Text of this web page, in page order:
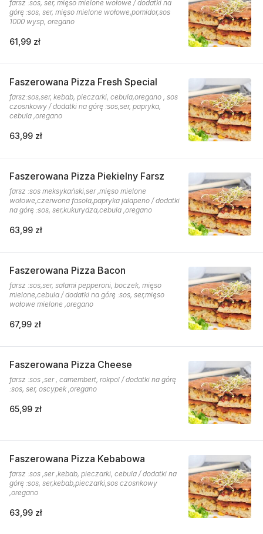
farsz :sos, ser, mięso mielone wołowe / dodatki na
górę :sos, ser, mięso mielone wołowe,pomidor,sos
1000 wysp, oregano
61,99 zł
Faszerowana Pizza Fresh Special
farsz:sos,ser, kebab, pieczarki, cebula,oregano , sos
czosnkowy / dodatki na górę :sos,ser, papryka,
cebula ,oregano
63,99 zł
Faszerowana Pizza Piekielny Farsz
farsz :sos meksykański,ser ,mięso mielone
wołowe,czerwona fasola,papryka jalapeno / dodatki
na górę :sos, ser,kukurydza,cebula ,oregano
63,99 zł
Faszerowana Pizza Bacon
farsz :sos,ser, salami pepperoni, boczek, mięso
mielone,cebula / dodatki na górę :sos, ser,mięso
wołowe mielone ,oregano
67,99 zł
Faszerowana Pizza Cheese
farsz :sos ,ser , camembert, rokpol / dodatki na górę
:sos, ser, oscypek ,oregano
65,99 zł
Faszerowana Pizza Kebabowa
farsz :sos ,ser ,kebab, pieczarki, cebula / dodatki na
górę :sos, ser,kebab,pieczarki,sos czosnkowy
,oregano
63,99 zł